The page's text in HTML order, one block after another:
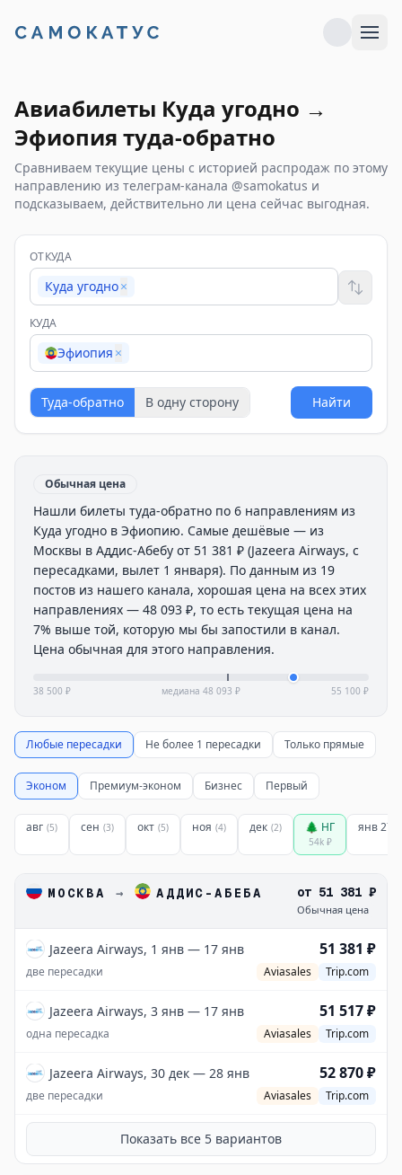
Авиабилеты Куда угодно →
Эфиопия туда-обратно
Сравниваем текущие цены с историей распродаж по этому
направлению из телеграм-канала @samokatus и
подсказываем, действительно ли цена сейчас выгодная.
ОТКУДА
Куда угодно×
КУДА
Эфиопия ×
Туда-обратно В одну сторону Найти
Обычная цена
Нашли билеты туда-обратно по 6 направлениям из
Куда угодно в Эфиопию. Самые дешёвые — из
Москвы в Аддис-Абебу от 51 381 ₽ (Jazeera Airways, с
пересадками, вылет 1 января). По данным из 19
постов из нашего канала, хорошая цена на всех этих
направлениях — 48 093 ₽, то есть текущая цена на
7% выше той, которую мы бы запостили в канал.
Цена обычная для этого направления.
38 500 ₽ медиана 48 093 ₽ 55 100 ₽
Любые пересадки Не более 1 пересадки Только прямые
Эконом Премиум-эконом Бизнес Первый
авг (5) сен (3) окт (5) ноя (4) дек (2) 🌲 НГ
54k₽
янв 27
МОСКВА → АДДИС-АБЕБА от 51 381 ₽
Обычная цена
Jazeera Airways, 1 янв — 17 янв 51 381 ₽
две пересадки Aviasales Trip.com
Jazeera Airways, 3 янв — 17 янв 51 517 ₽
одна пересадка Aviasales Trip.com
Jazeera Airways, 30 дек — 28 янв 52 870 ₽
две пересадки Aviasales Trip.com
Показать все 5 вариантов